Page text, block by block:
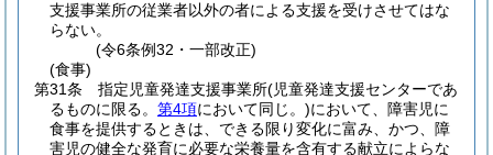
支援事業所の従業者以外の者による支援を受けさせてはな
らない。
(令6条例32・一部改正)
(食事)
第31条
指定児童発達支援事業所(児童発達支援センターであ
るものに限る。 第4項において同じ。)において、障害児に
食事を提供するときは、できる限り変化に富み、かつ、障
害児の健全な発育に必要な栄養量を含有する献立によらな